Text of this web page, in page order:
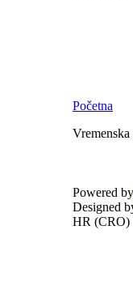
Početna
Powered by
Designed
HR (CRO)